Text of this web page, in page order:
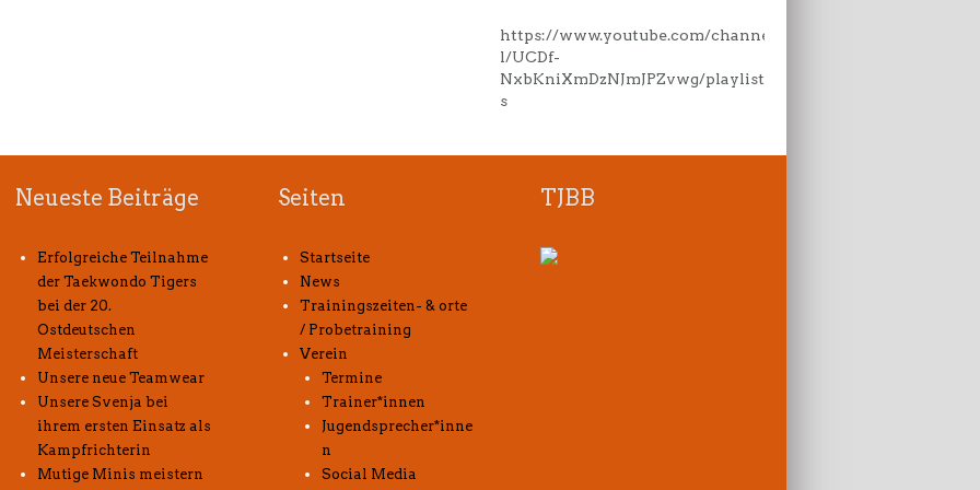
https://www.youtube.com/channe
l/UCDf-
NxbKniXmDzNJmJPZvwg/playlist
s
Neueste Beiträge
Erfolgreiche Teilnahme
der Taekwondo Tigers
bei der 20.
Ostdeutschen
Meisterschaft
Unsere neue Teamwear
Unsere Svenja bei
ihrem ersten Einsatz als
Kampfrichterin
Mutige Minis meistern
Seiten
Startseite
News
Trainingszeiten- & orte
/ Probetraining
Verein
Termine
Trainer*innen
Jugendsprecher*inne
n
Social Media
TJBB